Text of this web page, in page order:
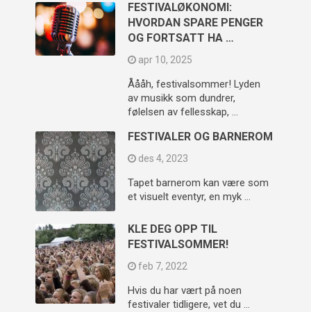
FESTIVALØKONOMI:
HVORDAN SPARE PENGER
OG FORTSATT HA …
apr 10, 2025
Åååh, festivalsommer! Lyden
av musikk som dundrer,
følelsen av fellesskap, …
FESTIVALER OG BARNEROM
des 4, 2023
Tapet barnerom kan være som
et visuelt eventyr, en myk …
KLE DEG OPP TIL
FESTIVALSOMMER!
feb 7, 2022
Hvis du har vært på noen
festivaler tidligere, vet du …